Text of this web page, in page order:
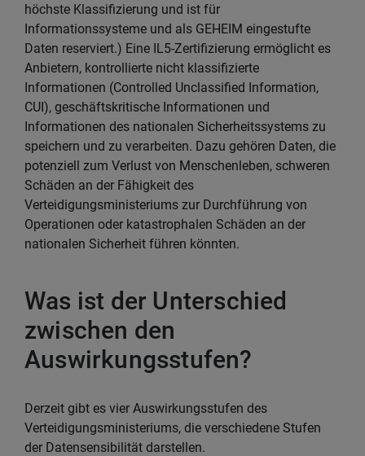
höchste Klassifizierung und ist für
Informationssysteme und als GEHEIM eingestufte
Daten reserviert.) Eine IL5-Zertifizierung ermöglicht es
Anbietern, kontrollierte nicht klassifizierte
Informationen (Controlled Unclassified Information,
CUI), geschäftskritische Informationen und
Informationen des nationalen Sicherheitssystems zu
speichern und zu verarbeiten. Dazu gehören Daten, die
potenziell zum Verlust von Menschenleben, schweren
Schäden an der Fähigkeit des
Verteidigungsministeriums zur Durchführung von
Operationen oder katastrophalen Schäden an der
nationalen Sicherheit führen könnten.
Was ist der Unterschied
zwischen den
Auswirkungsstufen?
Derzeit gibt es vier Auswirkungsstufen des
Verteidigungsministeriums, die verschiedene Stufen
der Datensensibilität darstellen.